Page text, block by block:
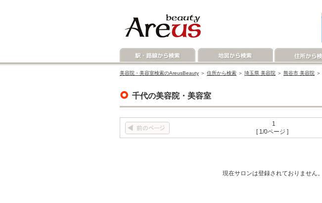
美容院・美容室検索のAreusBeauty ＞ 住所から検索 ＞ 埼玉県 美容院 ＞ 熊谷市 美容院
千代の美容院・美容室
1
[ 1/0ページ ]
現在サロンは登録されておりません。